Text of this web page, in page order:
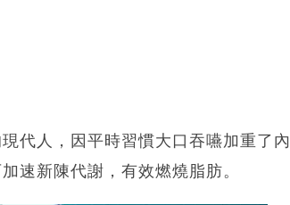
代人，因平時習慣大口吞嚥加重了內
速新陳代謝，有效燃燒脂肪。